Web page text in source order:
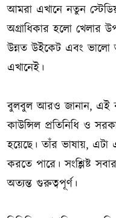
আমরা এখানে নতুন
অগ্রাধিকার হলো খেলার
উন্নত উইকেট এবং ভালো
এখানেই।
বুলবুল আরও জানান, এই
কাউন্সিল প্রতিনিধি ও
হয়েছে। তাঁর ভাষায়,
করতে পারে। সংশ্লিষ্ট
অত্যন্ত গুরুত্বপূর্ণ।